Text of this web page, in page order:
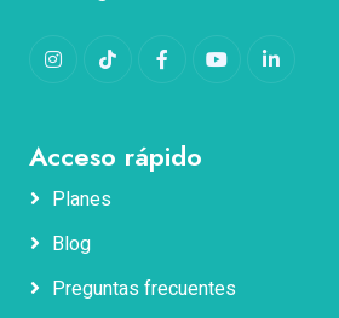
InstagramTikTok FacebookYouTubeLinkedIn
Acceso rápido
Planes
Blog
Preguntas frecuentes
Nombres